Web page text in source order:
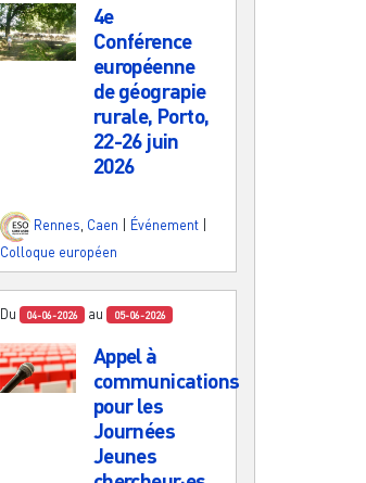
4e
Conférence
européenne
de géograpie
rurale, Porto,
22-26 juin
2026
Rennes Caen Événement
Colloque européen
Du 04-06-2026 au 05-06-2026
Appel à
communications
pour les
Journées
Jeunes